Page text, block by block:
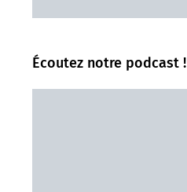
Écoutez notre podcast !